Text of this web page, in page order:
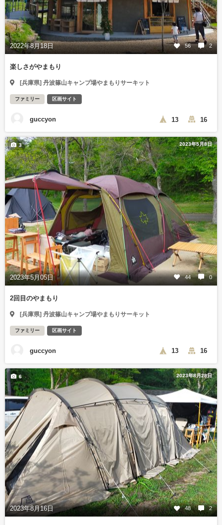
2022年8月18日 56 2
楽しさがやまもり
[兵庫県] 丹波篠山キャンプ場やまもりサーキット
ファミリー 区画サイト
guccyon 13 16
2023年5月8日
2023年5月05日 44 0
3
2回目のやまもり
[兵庫県] 丹波篠山キャンプ場やまもりサーキット
ファミリー 区画サイト
guccyon 13 16
2023年8月28日
2023年8月16日 48 2
6